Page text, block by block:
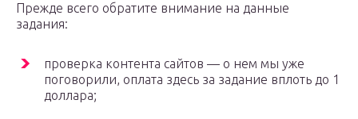
Прежде всего обратите внимание на данные
задания:
проверка контента сайтов — о нем мы уже
поговорили, оплата здесь за задание вплоть до 1
доллара;